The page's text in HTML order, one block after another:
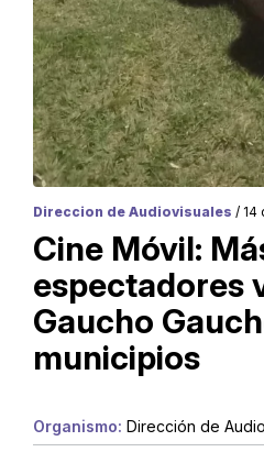
Direccion de Audiovisuales / 14
Cine Móvil:
espectadores
Gaucho
municipios
Organismo: Dirección de